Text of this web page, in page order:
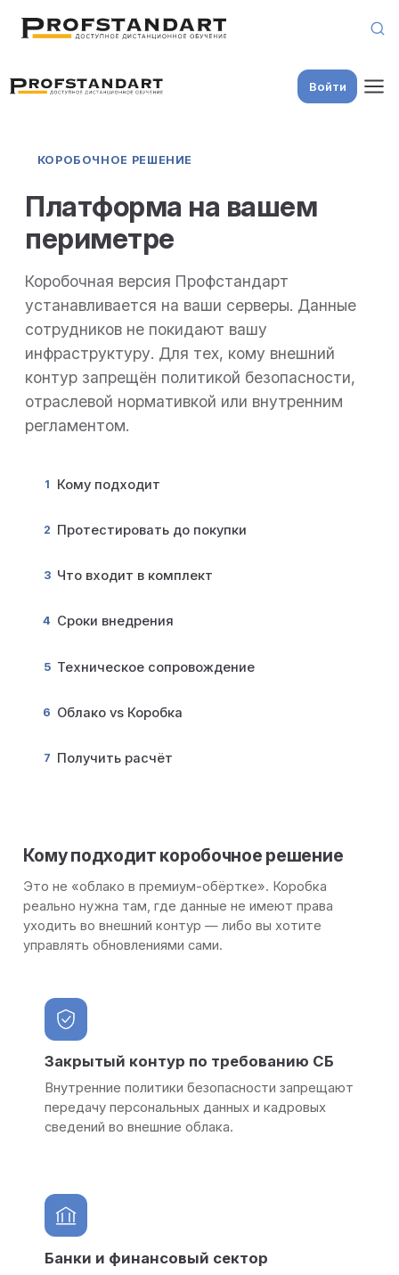
Skip to content
Войти
КОРОБОЧНОЕ РЕШЕНИЕ
Платформа на вашем
периметре
Коробочная версия Профстандарт
устанавливается на ваши серверы. Данные
сотрудников не покидают вашу
инфраструктуру. Для тех, кому внешний
контур запрещён политикой безопасности,
отраслевой нормативкой или внутренним
регламентом.
1 Кому подходит
2 Протестировать до покупки
3 Что входит в комплект
4 Сроки внедрения
5 Техническое сопровождение
6 Облако vs Коробка
7 Получить расчёт
Кому подходит коробочное решение
Это не «облако в премиум-обёртке». Коробка
реально нужна там, где данные не имеют права
уходить во внешний контур — либо вы хотите
управлять обновлениями сами.
Закрытый контур по требованию СБ
Внутренние политики безопасности запрещают
передачу персональных данных и кадровых
сведений во внешние облака.
Банки и финансовый сектор